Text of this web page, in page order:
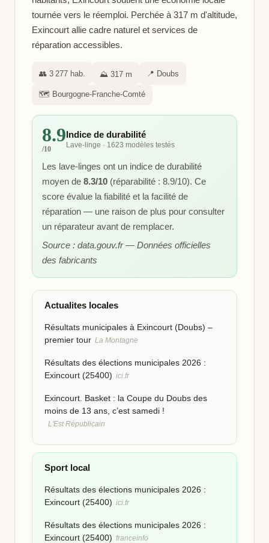
tournée vers le réemploi. Perchée à 317 m d'altitude,
Exincourt allie cadre naturel et services de
réparation accessibles.
👥 3 277 hab. ⛰️ 317 m 📍 Doubs
🗺️ Bourgogne-Franche-Comté
8.9
/10
Indice de durabilité
Lave-linge · 1623 modèles testés
Les lave-linges ont un indice de durabilité
moyen de 8.3/10 (réparabilité : 8.9/10). Ce
score évalue la fiabilité et la facilité de
réparation — une raison de plus pour consulter
un réparateur avant de remplacer.
Source : data.gouv.fr — Données officielles
des fabricants
Actualites locales
Résultats municipales à Exincourt (Doubs) –
premier tour La Montagne
Résultats des élections municipales 2026 :
Exincourt (25400) ici.fr
Exincourt. Basket : la Coupe du Doubs des
moins de 13 ans, c’est samedi !
L'Est Républicain
Sport local
Résultats des élections municipales 2026 :
Exincourt (25400) ici.fr
Résultats des élections municipales 2026 :
Exincourt (25400) franceinfo